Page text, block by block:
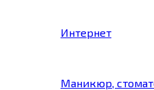
Интернет
Маникюр,